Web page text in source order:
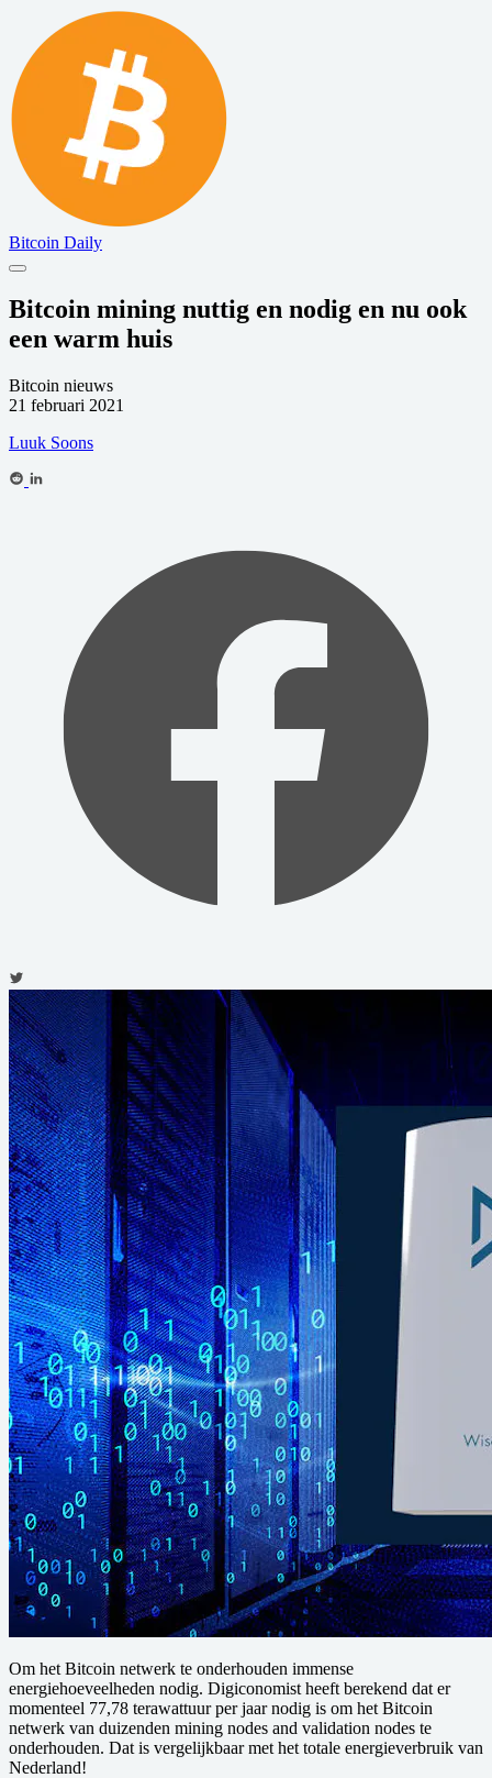
Bitcoin Daily
Bitcoin mining nuttig en nodig en nu ook
een warm huis
Bitcoin nieuws
21 februari 2021
Luuk Soons
Om het Bitcoin netwerk te onderhouden immense
energiehoeveelheden nodig. Digiconomist heeft berekend dat er
momenteel 77,78 terawattuur per jaar nodig is om het Bitcoin
netwerk van duizenden mining nodes and validation nodes te
onderhouden. Dat is vergelijkbaar met het totale energieverbruik van
Nederland!